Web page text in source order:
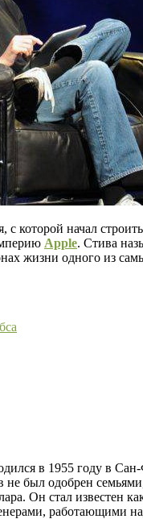
с которой начал
Apple. Стива
жизни одного из
в 1955 году в
был одобрен
Он стал известен
работающими